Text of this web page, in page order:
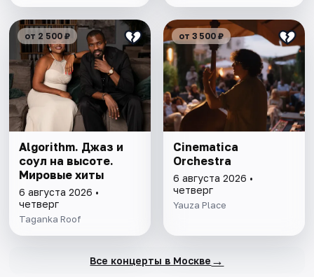
от 2 500 ₽
Algorithm. Джаз и
соул на высоте.
Мировые хиты
6 августа 2026 •
четверг
Taganka Roof
от 3 500 ₽
Cinematica
Orchestra
6 августа 2026 •
четверг
Yauza Place
Все концерты в Москве →